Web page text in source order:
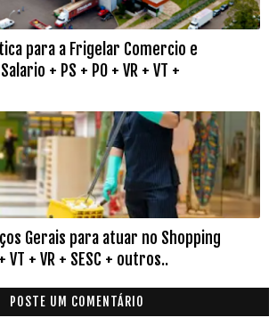
para a Frigelar Comercio e
+ PS + PO + VR + VT +
Gerais para atuar no Shopping
+ VR + SESC + outros..
POSTE UM COMENTÁRIO